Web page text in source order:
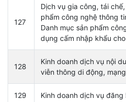
127
Dịch vụ gia công, tái
phẩm công nghệ thông
Danh mục sản phẩm
dụng cấm nhập khẩu
128
Kinh doanh dịch vụ nội
viễn thông di động,
129 Kinh doanh dịch vụ